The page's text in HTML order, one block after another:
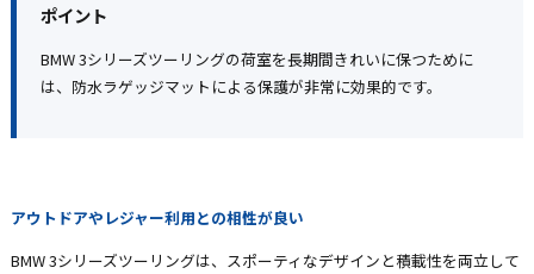
ポイント
BMW 3シリーズツーリングの荷室を長期間きれいに保つために
は、防水ラゲッジマットによる保護が非常に効果的です。
アウトドアやレジャー利用との相性が良い
BMW 3シリーズツーリングは、スポーティなデザインと積載性を両立して